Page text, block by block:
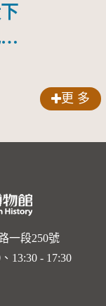
更 多
一段250號
13:30 - 17:30